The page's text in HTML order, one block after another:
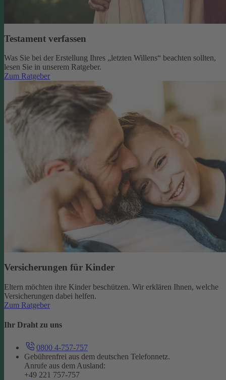
Testament verfassen
Was Sie bei der Erstellung Ihres „letzten Willens“ beachten sollten,
lesen Sie in unserem Ratgeber.
Zum Ratgeber
Versicherungen für Kinder
Eltern möchten ihre Kinder beschützen. Wir erklären Ihnen, welche
Versicherungen dabei helfen.
Zum Ratgeber
Ihr Draht zu uns
0800 4-757-757
Gebührenfrei aus dem deutschen Telefonnetz.
Anrufe aus dem Ausland:
+49 221 757-757